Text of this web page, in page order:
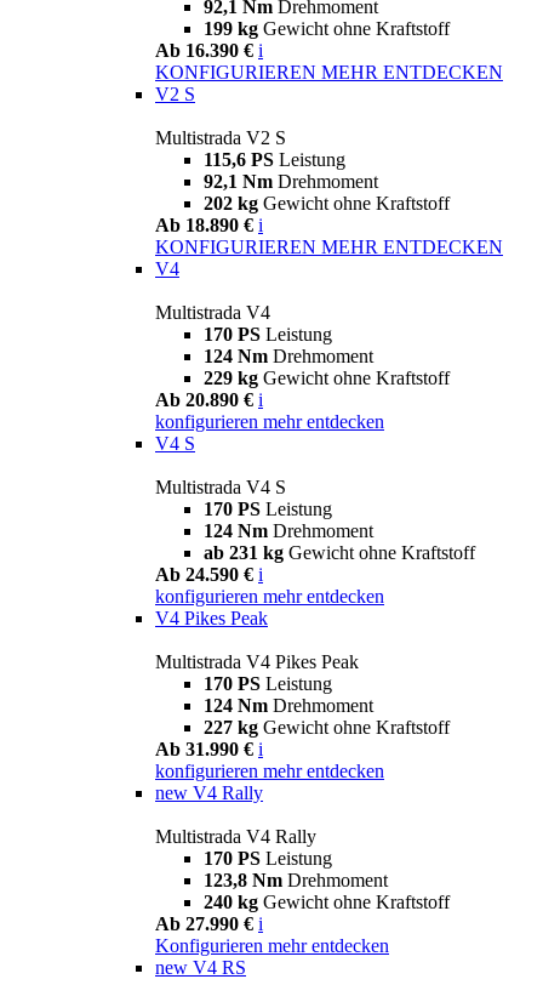
92,1 Nm Drehmoment
199 kg Gewicht ohne Kraftstoff
Ab 16.390 € i
KONFIGURIEREN MEHR ENTDECKEN
V2 S
Multistrada V2 S
115,6 PS Leistung
92,1 Nm Drehmoment
202 kg Gewicht ohne Kraftstoff
Ab 18.890 € i
KONFIGURIEREN MEHR ENTDECKEN
V4
Multistrada V4
170 PS Leistung
124 Nm Drehmoment
229 kg Gewicht ohne Kraftstoff
Ab 20.890 € i
konfigurieren mehr entdecken
V4 S
Multistrada V4 S
170 PS Leistung
124 Nm Drehmoment
ab 231 kg Gewicht ohne Kraftstoff
Ab 24.590 € i
konfigurieren mehr entdecken
V4 Pikes Peak
Multistrada V4 Pikes Peak
170 PS Leistung
124 Nm Drehmoment
227 kg Gewicht ohne Kraftstoff
Ab 31.990 € i
konfigurieren mehr entdecken
new V4 Rally
Multistrada V4 Rally
170 PS Leistung
123,8 Nm Drehmoment
240 kg Gewicht ohne Kraftstoff
Ab 27.990 € i
Konfigurieren mehr entdecken
new V4 RS